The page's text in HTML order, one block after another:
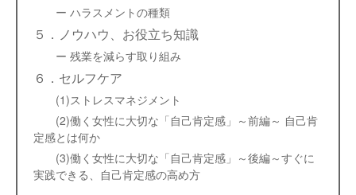
ー ハラスメントの種類
５．ノウハウ、お役立ち知識
ー 残業を減らす取り組み
６．セルフケア
(1)ストレスマネジメント
(2)働く女性に大切な「自己肯定感」～前編～ 自己肯
定感とは何か
(3)働く女性に大切な「自己肯定感」～後編～すぐに
実践できる、自己肯定感の高め方